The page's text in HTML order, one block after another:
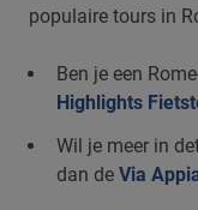
populaire tours in
Ben je een
Highlights
Wil je meer in
dan de Via